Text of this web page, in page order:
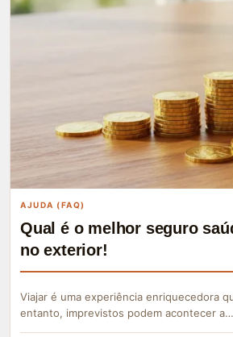
AJUDA (FAQ)
Qual é o melhor seguro
no exterior!
Viajar é uma experiência enriquecedora
entanto, imprevistos podem acontecer a…